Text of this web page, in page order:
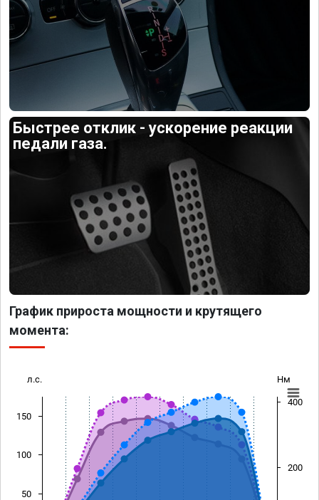
Быстрее отклик - ускорение реакции
педали газа.
График прироста мощности и крутящего
момента:
л.с. Нм
50
100
150
200
400